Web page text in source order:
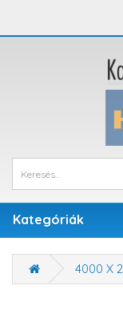
Kategóriák
4000 X 2250MM